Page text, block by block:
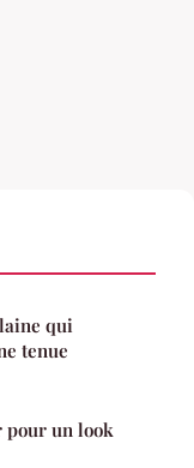
qui
tenue
pour un look